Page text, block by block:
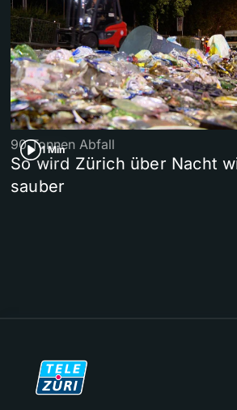
1 Min
90 Tonnen Abfall
So wird Zürich über Nacht
sauber